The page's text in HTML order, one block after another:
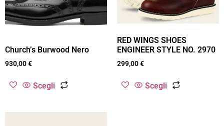
Church’s Burwood Nero
930,00€
Scegli
RED WINGS SHOES
ENGINEER STYLE NO. 2970
299,00€
Scegli